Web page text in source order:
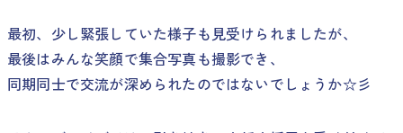
最初、少し緊張していた様子も見受けられましたが、
最後はみんな笑顔で集合写真も撮影でき、
同期同士で交流が深められたのではないでしょうか☆彡